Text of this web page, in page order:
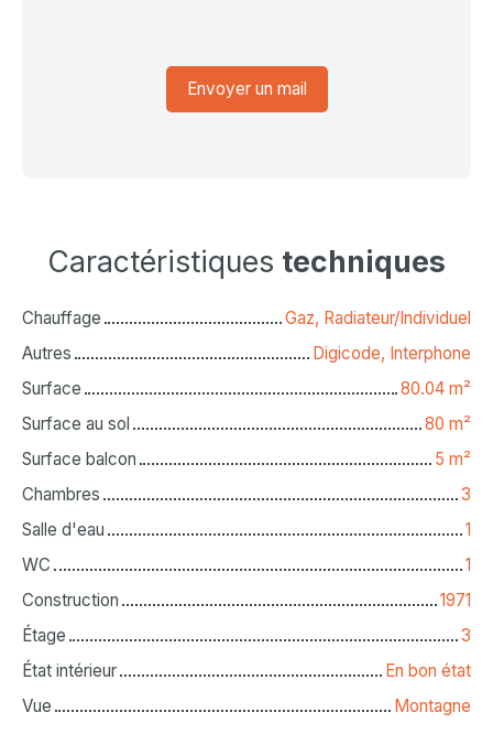
Envoyer un mail
Caractéristiques techniques
Chauffage
Gaz, Radiateur/Individuel
Autres
Digicode, Interphone
Surface
80.04 m²
Surface au sol
80 m²
Surface balcon
5 m²
Chambres
3
Salle d'eau
1
WC
1
Construction
1971
Étage
3
État intérieur
En bon état
Vue
Montagne